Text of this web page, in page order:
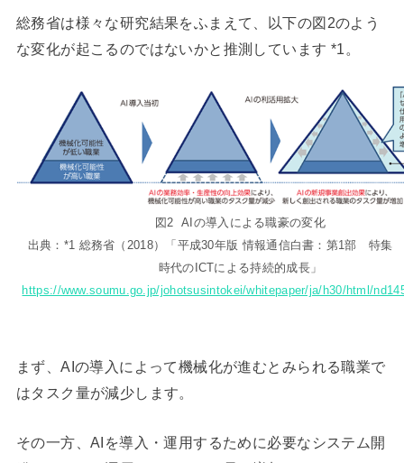
総務省は様々な研究結果をふまえて、以下の図2のよう
な変化が起こるのではないかと推測しています *1。
図2 AIの導入による職豪の変化
出典：*1 総務省（2018）「平成30年版 情報通信白書：第1部 特集
時代のICTによる持続的成長」
https://www.soumu.go.jp/johotsusintokei/whitepaper/ja/h30/html/
まず、AIの導入によって機械化が進むとみられる職業で
はタスク量が減少します。
その一方、AIを導入・運用するために必要なシステム開